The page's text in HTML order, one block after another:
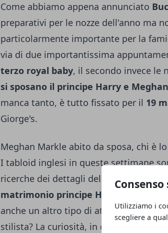
Consenso
Utilizziamo i
scegliere a
Come abbiamo appena annunciato
preparativi per le nozze dell'anno ma
particolarmente importante per la
via di due importantissima
terzo royal baby, il secondo invece le
si sposano il principe Harry e
manca tanto, è tutto fissato per il 19
Giorge's.
Meghan Markle abito da sposa, chi è
I tabloid inglesi in queste settimane
ricerche dei dettagli delle nozze reali.
matrimonio principe Harry e Meghan
anche un altro tipo di attesa:Meghan
stilista? La curiosità, in questo ultimo